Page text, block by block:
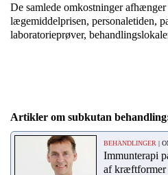
De samlede omkostninger
lægemiddelprisen, personaletiden,
laboratorieprøver,
Artikler om subkutan
BEHANDLINGER |
Immunterapi
af kræftformer